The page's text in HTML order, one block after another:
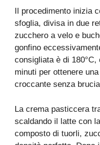
Il procedimento inizia
sfoglia, divisa in due
zucchero a velo e
gonfino
consigliata è di
minuti per ottenere
croccante senza
La crema pasticcera
scaldando il latte con
composto di tuorli,